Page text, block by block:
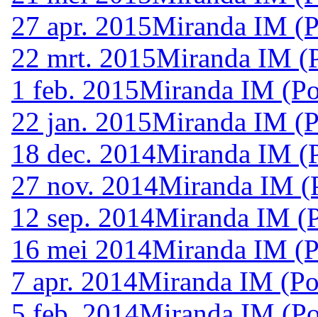
27 apr. 2015Miranda IM
22 mrt. 2015Miranda IM
1 feb. 2015Miranda IM
22 jan. 2015Miranda IM
18 dec. 2014Miranda IM
27 nov. 2014Miranda IM
12 sep. 2014Miranda IM
16 mei 2014Miranda IM
7 apr. 2014Miranda IM